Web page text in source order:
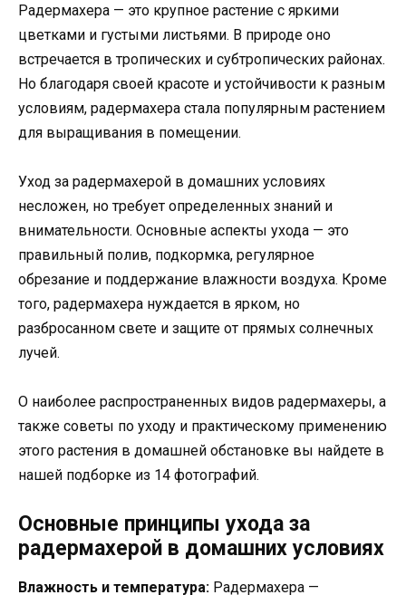
Радермахера — это крупное растение с яркими
цветками и густыми листьями. В природе оно
встречается в тропических и субтропических районах.
Но благодаря своей красоте и устойчивости к разным
условиям, радермахера стала популярным растением
для выращивания в помещении.
Уход за радермахерой в домашних условиях
несложен, но требует определенных знаний и
внимательности. Основные аспекты ухода — это
правильный полив, подкормка, регулярное
обрезание и поддержание влажности воздуха. Кроме
того, радермахера нуждается в ярком, но
разбросанном свете и защите от прямых солнечных
лучей.
О наиболее распространенных видов радермахеры, а
также советы по уходу и практическому применению
этого растения в домашней обстановке вы найдете в
нашей подборке из 14 фотографий.
Основные принципы ухода за
радермахерой в домашних условиях
Влажность и температура: Радермахера —